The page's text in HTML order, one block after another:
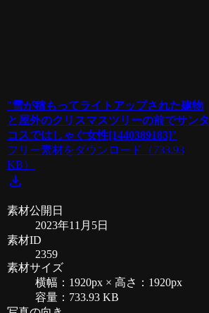
"雪が積もってライトアップされた建物
と屋外のクリスマスツリーの前でサンタ
コスではしゃぐ女性[1440389183]"
フリー素材をダウンロード
（733.93
KB）
download
素材公開日
2023年11月5日
素材ID
2359
素材サイズ
横幅：1920px × 高さ：1920px
容量：733.93 KB